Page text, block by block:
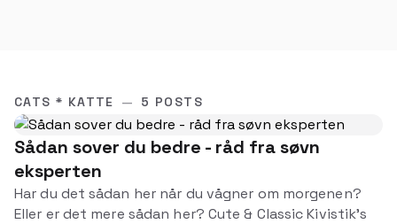
CATS * KATTE — 5 POSTS
Sådan sover du bedre - råd fra søvn
eksperten
Har du det sådan her når du vågner om morgenen?
Eller er det mere sådan her? Cute & Classic Kivistik’s